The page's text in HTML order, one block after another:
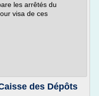
les arrêtés du
visa de ces
des Dépôts